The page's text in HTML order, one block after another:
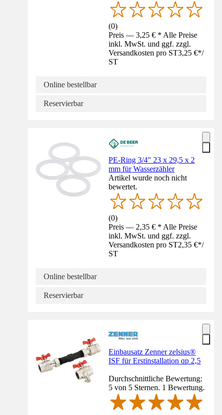
(0)
Preis — 3,25 € * Alle Preise
inkl. MwSt. und ggf. zzgl.
Versandkosten pro ST3,25 €*/
ST
Online bestellbar
Reservierbar
PE-Ring 3/4" 23 x 29,5 x 2
mm für Wasserzähler
Artikel wurde noch nicht
bewertet.
(0)
Preis — 2,35 € * Alle Preise
inkl. MwSt. und ggf. zzgl.
Versandkosten pro ST2,35 €*/
ST
Online bestellbar
Reservierbar
Einbausatz Zenner zelsius®
ISF für Erstinstallation qp 2,5
Durchschnittliche Bewertung:
5 von 5 Sternen. 1 Bewertung.